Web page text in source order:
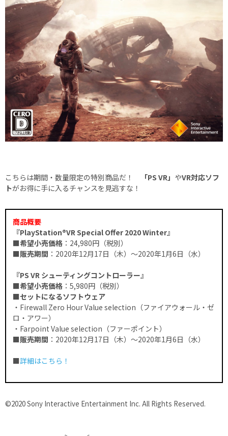
こちらは期間・数量限定の特別商品だ！ 「PS VR」 やVR対応ソフ
トがお得に手に入るチャンスを見逃すな！
商品概要
『PlayStation®VR Special Offer 2020 Winter』
■希望小売価格 ：24,980円（税別）
■販売期間 ：2020年12月17日（木）～2020年1月6日（水）
『PS VR シューティングコントローラー』
■希望小売価格 ：5,980円（税別）
■セットになるソフトウェア
・Firewall Zero Hour Value selection（ファイアウォール・ゼ
ロ・アワー）
・Farpoint Value selection（ファーポイント）
■販売期間 ：2020年12月17日（木）～2020年1月6日（水）
■詳細はこちら！
©2020 Sony Interactive Entertainment Inc. All Rights Reserved.